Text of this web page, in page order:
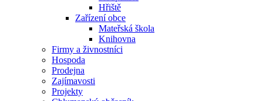
Hřiště
Zařízení obce
Mateřská škola
Knihovna
Firmy a živnostníci
Hospoda
Prodejna
Zajímavosti
Projekty